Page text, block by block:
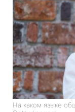
На каком языке